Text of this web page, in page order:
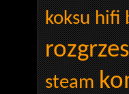
koksu hifi
steam